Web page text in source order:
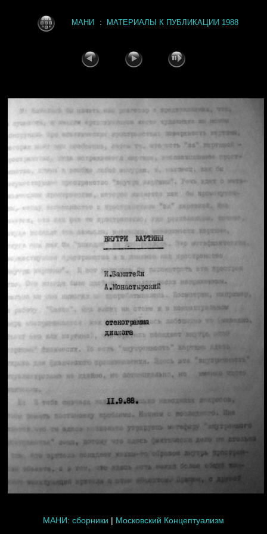
МАНИ : МАТЕРИАЛЫ К ПУБЛИКАЦИИ 1988
МАНИ: сборники | Московский Концептуализм